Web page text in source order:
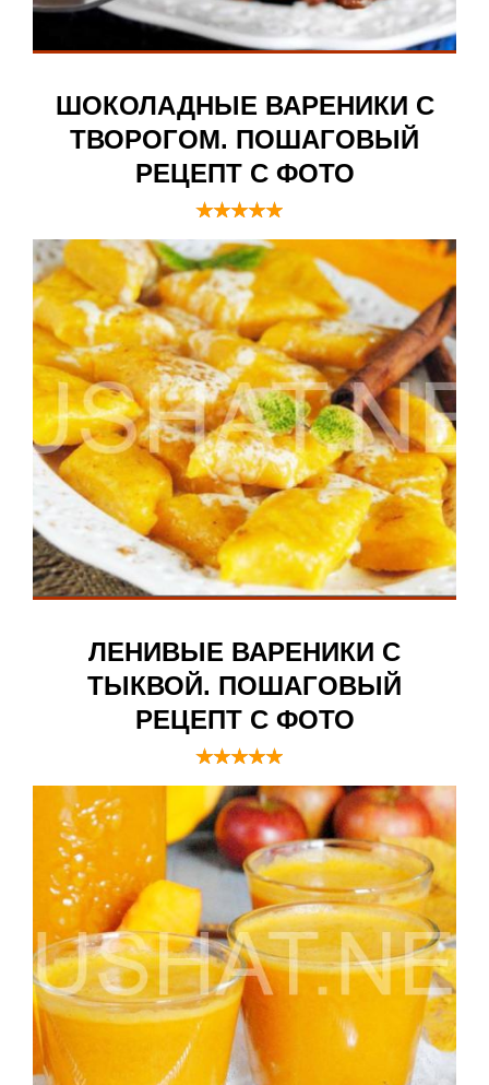
ШОКОЛАДНЫЕ ВАРЕНИКИ С
ТВОРОГОМ. ПОШАГОВЫЙ
РЕЦЕПТ С ФОТО
ЛЕНИВЫЕ ВАРЕНИКИ С
ТЫКВОЙ. ПОШАГОВЫЙ
РЕЦЕПТ С ФОТО